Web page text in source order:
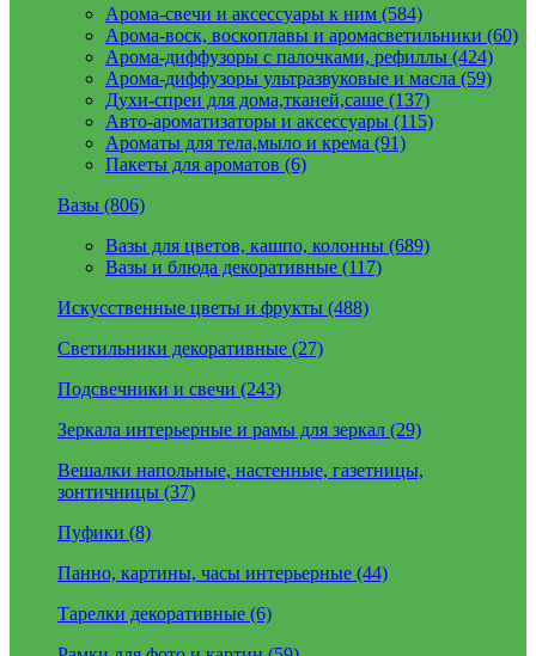
Арома-свечи и аксессуары к ним (584)
Арома-воск, воскоплавы и аромасветильники (60)
Арома-диффузоры с палочками, рефиллы (424)
Арома-диффузоры ультразвуковые и масла (59)
Духи-спреи для дома,тканей,саше (137)
Авто-ароматизаторы и аксессуары (115)
Ароматы для тела,мыло и крема (91)
Пакеты для ароматов (6)
Вазы (806)
Вазы для цветов, кашпо, колонны (689)
Вазы и блюда декоративные (117)
Искусственные цветы и фрукты (488)
Светильники декоративные (27)
Подсвечники и свечи (243)
Зеркала интерьерные и рамы для зеркал (29)
Вешалки напольные, настенные, газетницы,
зонтичницы (37)
Пуфики (8)
Панно, картины, часы интерьерные (44)
Тарелки декоративные (6)